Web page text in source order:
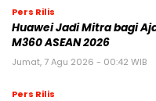
Pers Rilis
Huawei Jadi Mitra bagi
M360 ASEAN 2026
Jumat, 7 Agu 2026 - 00:42 WIB
Pers Rilis